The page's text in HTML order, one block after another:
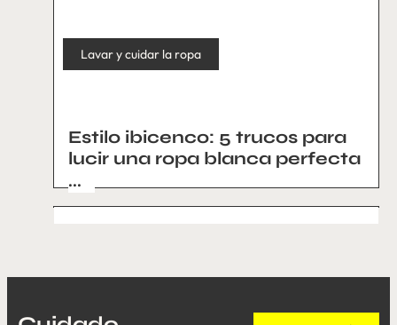
Lavar y cuidar la ropa
Estilo ibicenco: 5 trucos para
lucir una ropa blanca perfecta
...